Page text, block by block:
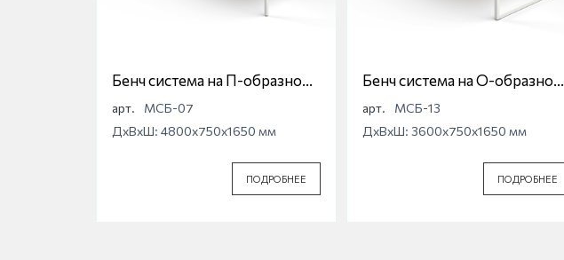
Бенч система на П-образной
опоре Магна МСБ-07
арт.
МСБ-07
ДхВхШ: 4800x750x1650 мм
ПОДРОБНЕЕ
Бенч система на О-образной
опоре Магна МСБ-13
арт.
МСБ-13
ДхВхШ: 3600x750x1650 мм
ПОДРОБНЕЕ